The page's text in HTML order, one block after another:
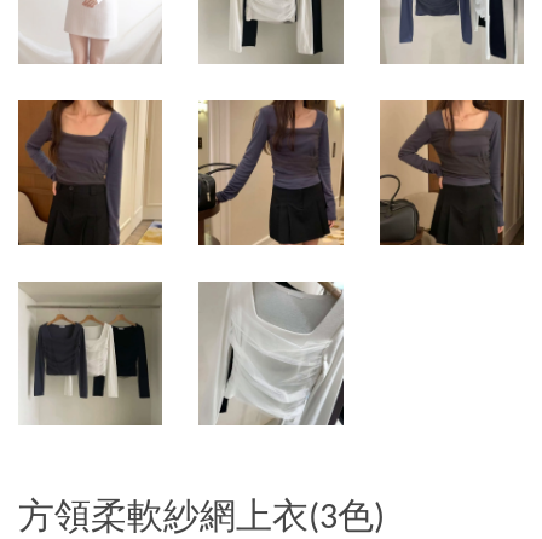
方領柔軟紗網上衣(3色)